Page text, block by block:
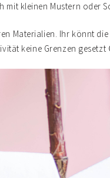
mit kleinen Mustern oder
Materialien. Ihr könnt
keine Grenzen gesetzt